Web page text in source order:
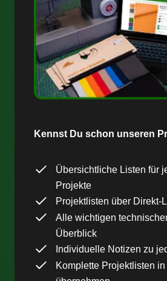
Kennst Du schon unseren
Übersichtliche Listen für
Projekte
Projektlisten über Direkt-
Alle wichtigen
Überblick
Individuelle Notizen zu
Komplette Projektlisten